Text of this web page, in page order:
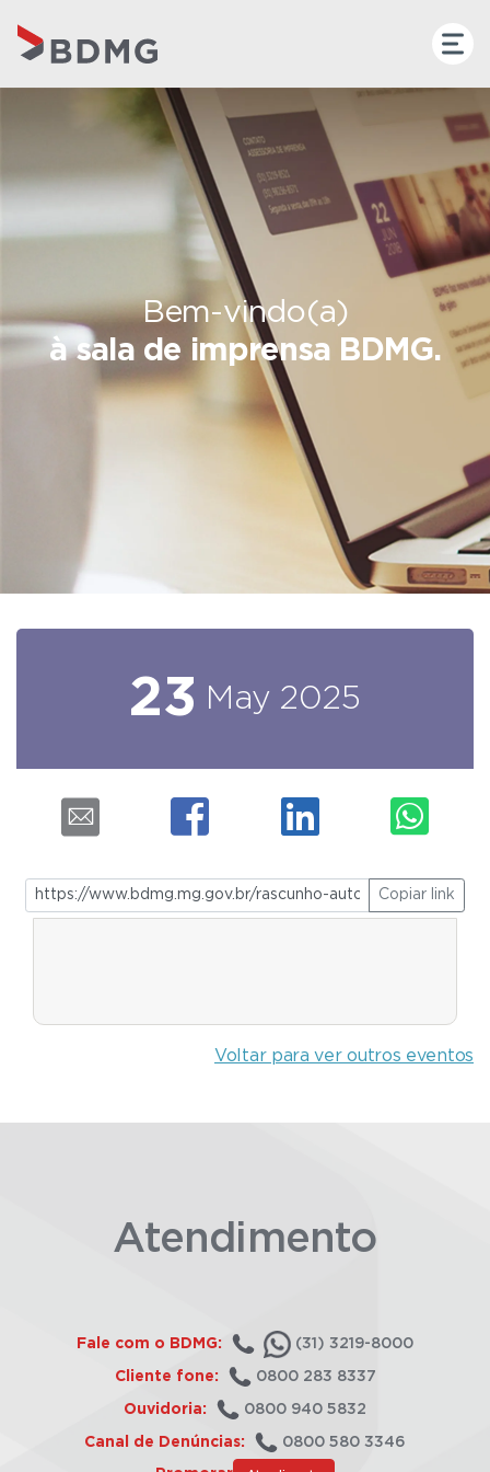
Bem-vindo(a)
à sala de imprensa BDMG.
23 May 2025
Copiar link
Voltar para ver outros eventos
Atendimento
Fale com o BDMG: (31) 3219-8000
Cliente fone: 0800 283 8337
Ouvidoria: 0800 940 5832
Canal de Denúncias: 0800 580 3346